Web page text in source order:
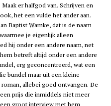
er halfgod van. Schrijven en
het een vulde het ander aan.
Baptist Warnke, dat is de naam
je eigenlijk alleen
hij onder een andere naam, net
betreft altijd onder een andere
erg geconcentreerd, wat een
bundel maar uit een kleine
allebei goed ontvangen. De
prijs die inmiddels niet meer
groot interview met hem